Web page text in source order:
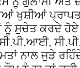
ਖੁਸ਼ੀਆਂ
ਸੁਚੇਤ ਕਰਦੇ ਹੋਏ
ਨਾਲ ਜੁੜੇ